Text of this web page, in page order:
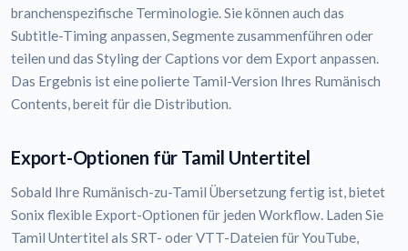
branchenspezifische Terminologie. Sie können auch das
Subtitle-Timing anpassen, Segmente zusammenführen oder
teilen und das Styling der Captions vor dem Export anpassen.
Das Ergebnis ist eine polierte Tamil-Version Ihres Rumänisch
Contents, bereit für die Distribution.
Export-Optionen für Tamil Untertitel
Sobald Ihre Rumänisch-zu-Tamil Übersetzung fertig ist, bietet
Sonix flexible Export-Optionen für jeden Workflow. Laden Sie
Tamil Untertitel als SRT- oder VTT-Dateien für YouTube,